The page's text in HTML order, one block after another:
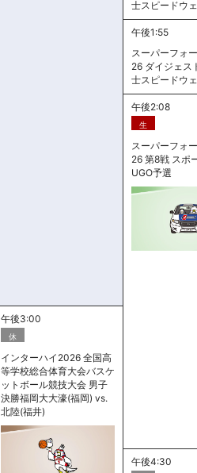
士スピードウ
午後1:55
スーパーフォ
26 ダイジェス
士スピードウ
午後2:08
生
スーパーフォ
26 第8戦 スポ
UGO予選
午後3:00
休
インターハイ2026 全国高
等学校総合体育大会バスケ
ットボール競技大会 男子
決勝福岡大大濠(福岡) vs.
北陸(福井)
午後4:30